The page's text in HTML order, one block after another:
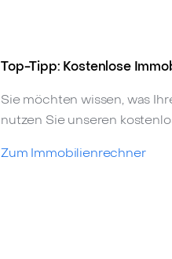
Top-Tipp: Kostenlose
Sie möchten wissen, was
nutzen Sie unseren
Zum Immobilienrechner